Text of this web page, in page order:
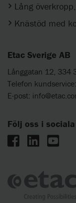
Lång
Knästöd med
Etac Sverige AB
Långgatan 12, 334
Telefon
E-post:
Följ oss i